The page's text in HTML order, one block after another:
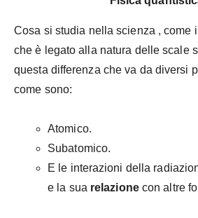
Cosa si studia nella scienza , come
che è legato alla natura delle scale
questa differenza che va da diversi
come sono:
Atomico.
Subatomico.
E le interazioni della
e la sua relazione con altre